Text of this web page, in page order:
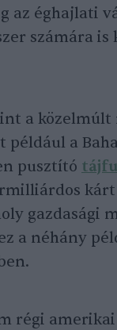
az éghajlati
számára is
a közelmúlt
például a
pusztító
kárt
gazdasági
a néhány
régi